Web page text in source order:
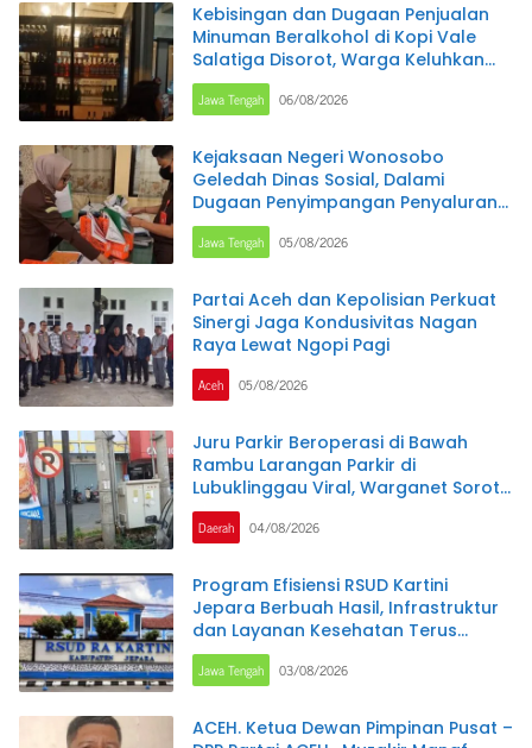
Kebisingan dan Dugaan Penjualan
Minuman Beralkohol di Kopi Vale
Salatiga Disorot, Warga Keluhkan
Gangguan hingga Larut Malam
Jawa Tengah 06/08/2026
Kejaksaan Negeri Wonosobo
Geledah Dinas Sosial, Dalami
Dugaan Penyimpangan Penyaluran
Program PKH
Jawa Tengah 05/08/2026
Partai Aceh dan Kepolisian Perkuat
Sinergi Jaga Kondusivitas Nagan
Raya Lewat Ngopi Pagi
Aceh 05/08/2026
Juru Parkir Beroperasi di Bawah
Rambu Larangan Parkir di
Lubuklinggau Viral, Warganet Soroti
Dugaan Pelanggaran.SK DI
PERTANYAKAN
Daerah 04/08/2026
Program Efisiensi RSUD Kartini
Jepara Berbuah Hasil, Infrastruktur
dan Layanan Kesehatan Terus
Ditingkatkan
Jawa Tengah 03/08/2026
ACEH. Ketua Dewan Pimpinan Pusat –